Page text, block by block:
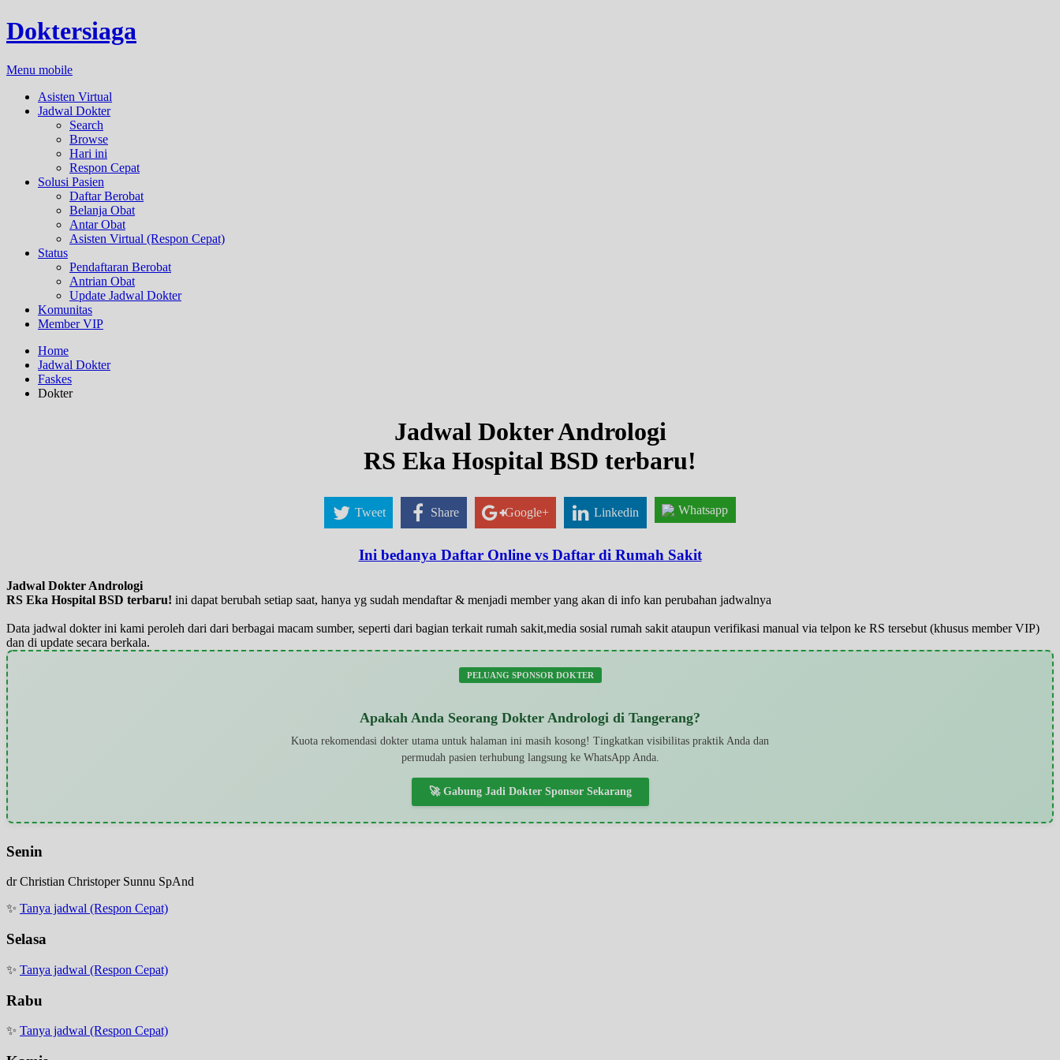
Doktersiaga
Menu mobile
Asisten Virtual
Jadwal Dokter
Search
Browse
Hari ini
Respon Cepat
Solusi Pasien
Daftar Berobat
Belanja Obat
Antar Obat
Asisten Virtual (Respon Cepat)
Status
Pendaftaran Berobat
Antrian Obat
Update Jadwal Dokter
Komunitas
Member VIP
Home
Jadwal Dokter
Faskes
Dokter
Jadwal Dokter Andrologi
RS Eka Hospital BSD terbaru!
Tweet Share Google+ Linkedin Whatsapp
Ini bedanya Daftar Online vs Daftar di Rumah Sakit
Jadwal Dokter Andrologi
RS Eka Hospital BSD terbaru! ini dapat berubah setiap saat, hanya yg sudah mendaftar & menjadi member yang akan di info kan perubahan jadwalnya
Data jadwal dokter ini kami peroleh dari dari berbagai macam sumber, seperti dari bagian terkait rumah sakit,media sosial rumah sakit ataupun verifikasi manual via telpon ke RS tersebut (khusus member VIP)
dan di update secara berkala.
PELUANG SPONSOR DOKTER
Apakah Anda Seorang Dokter Andrologi di Tangerang?
Kuota rekomendasi dokter utama untuk halaman ini masih kosong! Tingkatkan visibilitas praktik Anda dan
permudah pasien terhubung langsung ke WhatsApp Anda.
🚀 Gabung Jadi Dokter Sponsor Sekarang
Senin
dr Christian Christoper Sunnu SpAnd
✨ Tanya jadwal (Respon Cepat)
Selasa
✨ Tanya jadwal (Respon Cepat)
Rabu
✨ Tanya jadwal (Respon Cepat)